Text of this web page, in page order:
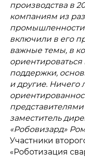
производства в
компаниям из
промышленности
включили в его
важные темы, в
поддержки,
и другие. Ничего
заместитель
«Робовизард»
Участники
«Роботизация